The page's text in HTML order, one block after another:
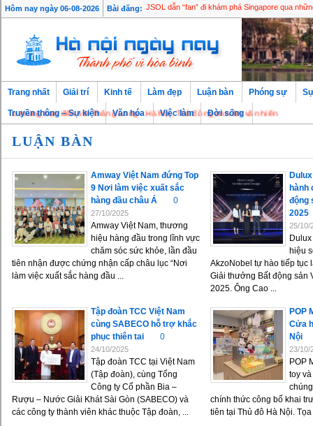
Hôm nay ngày 06-08-2026 Bài đăng: JSOL dẫn “fan” đi khám phá Singapore qua
mừng bạn đến với Thăng Long - Hà Nội, Thủ đô ngàn năm văn hiến
Trang nhất Giải trí Kinh tế Làm đẹp Luận bàn Phóng sự
Truyền thông – Sự kiện Văn hóa Việc làm Đời sống
LUẬN BÀN
Amway Việt Nam đứng Top
9 Nơi làm việc xuất sắc
hàng đầu châu Á
0
27/10/2025
Amway Việt Nam, thương
hiệu hàng đầu trong lĩnh vực
chăm sóc sức khỏe, lần đầu
tiên nhận được chứng nhận cấp châu lục “Nơi
làm việc xuất sắc hàng đầu ...
hành
động
2025
25/10/
hiệu
AkzoNobel tự hào tiếp tục
Giải thưởng Bất động sản
2025. Ông Cao ...
Tập đoàn TCC Việt Nam
cùng SABECO hỗ trợ khắc
phục thiên tai
0
24/10/2025
Tập đoàn TCC tại Việt Nam
(Tập đoàn), cùng Tổng
Công ty Cổ phần Bia –
Rượu – Nước Giải Khát Sài Gòn (SABECO) và
các công ty thành viên khác thuộc Tập đoàn, ...
POP
Cửa
Nội
23/10/
POP
toy
chính thức công bố khai
tiên tại Thủ đô Hà Nội. Tọa